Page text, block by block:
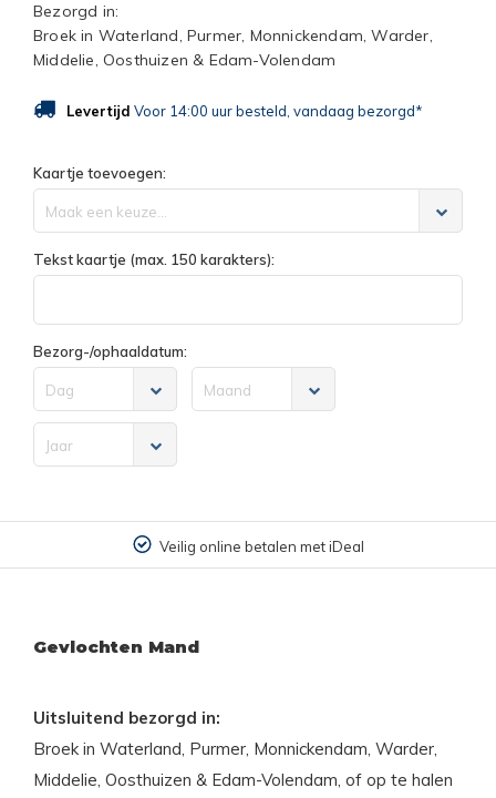
Bezorgd in:
Broek in Waterland, Purmer, Monnickendam, Warder,
Middelie, Oosthuizen & Edam-Volendam
Levertijd Voor 14:00 uur besteld, vandaag bezorgd*
Kaartje toevoegen:
Maak een keuze...
Tekst kaartje (max. 150 karakters):
Bezorg-/ophaaldatum:
Dag Maand
Jaar
Veilig online betalen met iDeal
Gevlochten Mand
Uitsluitend bezorgd in:
Broek in Waterland, Purmer, Monnickendam, Warder,
Middelie, Oosthuizen & Edam-Volendam, of op te halen